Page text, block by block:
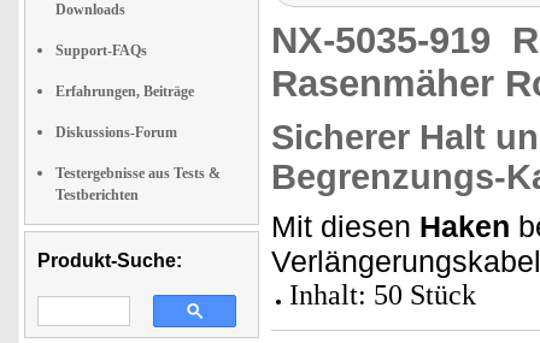
Downloads
Support-FAQs
Erfahrungen, Beiträge
Diskussions-Forum
Testergebnisse aus Tests &
Testberichten
Produkt-Suche:
NX-5035-919
Rasenmäher
Sicherer Halt
Begrenzungs-
Mit diesen Haken
Inhalt: 50 Stück